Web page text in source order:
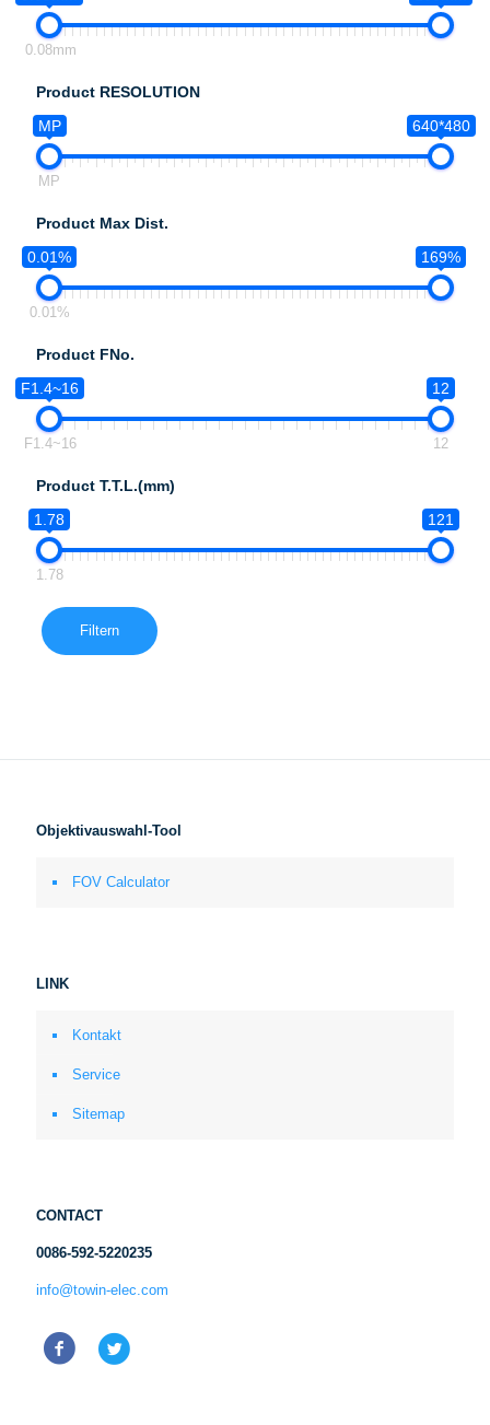
0.08mm
Product RESOLUTION
MP
640*480
MP
Product Max Dist.
0.01%
169%
0.01%
Product FNo.
F1.4~16
12
F1.4~16 12
Product T.T.L.(mm)
1.78
121
1.78
Filtern
Objektivauswahl-Tool
FOV Calculator
LINK
Kontakt
Service
Sitemap
CONTACT
0086-592-5220235
info@towin-elec.com